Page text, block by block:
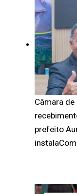
Câmara de
prefeito